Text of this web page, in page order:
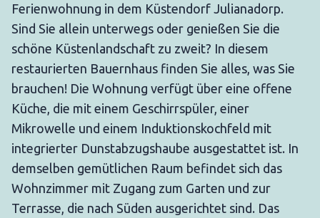
Ferienwohnung in dem Küstendorf Julianadorp.
Sind Sie allein unterwegs oder genießen Sie die
schöne Küstenlandschaft zu zweit? In diesem
restaurierten Bauernhaus finden Sie alles, was Sie
brauchen! Die Wohnung verfügt über eine offene
Küche, die mit einem Geschirrspüler, einer
Mikrowelle und einem Induktionskochfeld mit
integrierter Dunstabzugshaube ausgestattet ist. In
demselben gemütlichen Raum befindet sich das
Wohnzimmer mit Zugang zum Garten und zur
Terrasse, die nach Süden ausgerichtet sind. Das